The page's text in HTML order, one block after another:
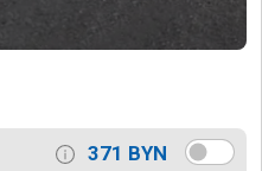
371 BYN